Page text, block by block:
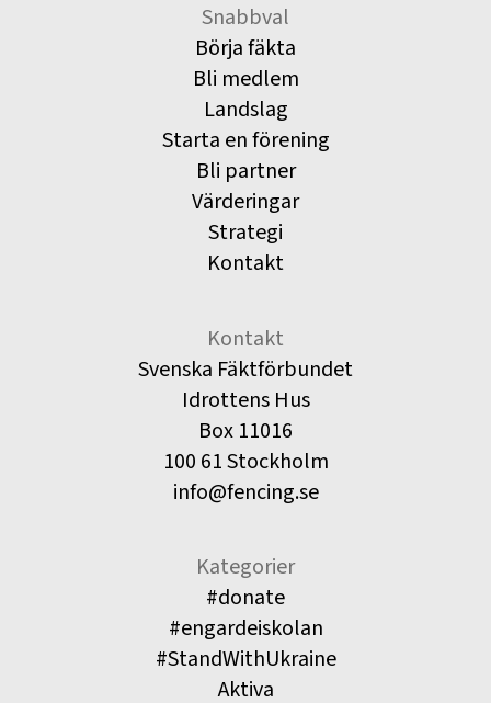
Snabbval
Börja fäkta
Bli medlem
Landslag
Starta en förening
Bli partner
Värderingar
Strategi
Kontakt
Kontakt
Svenska Fäktförbundet
Idrottens Hus
Box 11016
100 61 Stockholm
info@fencing.se
Kategorier
#donate
#engardeiskolan
#StandWithUkraine
Aktiva